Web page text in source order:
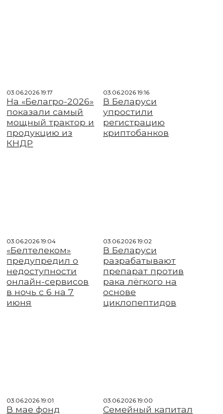
03.06.2026 19:17
На «Белагро-2026»
показали самый
мощный трактор и
продукцию из
КНДР
03.06.2026 19:16
В Беларуси
упростили
регистрацию
криптобанков
03.06.2026 19:04
«Белтелеком»
предупредил о
недоступности
онлайн-сервисов
в ночь с 6 на 7
июня
03.06.2026 19:02
В Беларуси
разрабатывают
препарат против
рака лёгкого на
основе
циклопептидов
03.06.2026 19:01
В мае фонд
03.06.2026 19:00
Семейный капитал